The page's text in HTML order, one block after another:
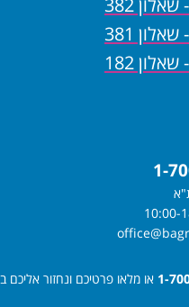
1-
1- או מלאו פרטיכם ונחזור אליכם